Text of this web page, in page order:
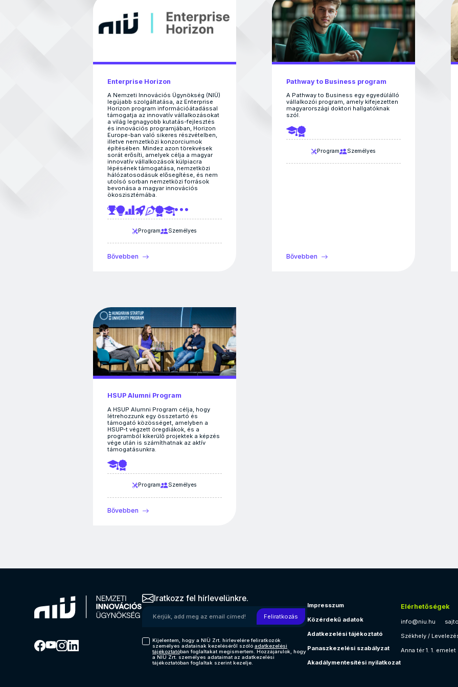
Enterprise Horizon
A Nemzeti Innovációs Ügynökség (NIÜ)
legújabb szolgáltatása, az Enterprise
Horizon program információátadással
támogatja az innovatív vállalkozásokat
a világ legnagyobb kutatás-fejlesztés
és innovációs programjában, Horizon
Europe-ban való sikeres részvételben,
illetve nemzetközi konzorciumok
építésében. Mindez azon törekvések
sorát erősíti, amelyek célja a magyar
innovatív vállalkozások külpiacra
lépésének támogatása, nemzetközi
hálózatosodásuk elősegítése, és nem
utolsó sorban nemzetközi források
bevonása a magyar innovációs
ökoszisztémába.
Program Személyes
Bővebben
Pathway to Business program
A Pathway to Business egy egyedülálló
vállalkozói program, amely kifejezetten
magyarországi doktori hallgatóknak
szól.
Program Személyes
Bővebben
HSUP Alumni Program
A HSUP Alumni Program célja, hogy
létrehozzunk egy összetartó és
támogató közösséget, amelyben a
HSUP-t végzett öregdiákok, és a
programból kikerülő projektek a képzés
vége után is számíthatnak az aktív
támogatásunkra.
Program Személyes
Bővebben
Iratkozz fel hírlevelünkre.
Feliratkozás
Kijelentem, hogy a NIÜ Zrt. hírlevelére feliratkozók
személyes adatainak kezeléséről szólóadatkezelési
tájékoztatóban foglaltakat megismertem. Hozzájárulok, hogy
a NIÜ Zrt. személyes adataimat az adatkezelési
tájékoztatóban foglaltak szerint kezelje.
Impresszum
Közérdekű adatok
Adatkezelési tájékoztató
Panaszkezelési szabályzat
Akadálymentesítési nyilatkozat
Elérhetőségek
info@niu.hu
Székhely /
Anna tér 1. 1. emelet